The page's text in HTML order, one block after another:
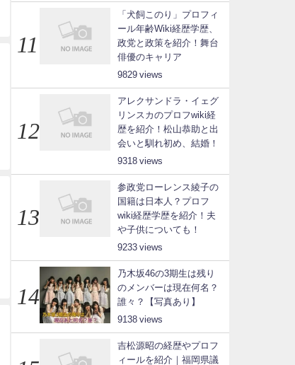
「犬飼このり」プロフィ
ール年齢Wiki経歴学歴、
政党と政策を紹介！舞台
俳優のキャリア
9829
アレクサンドラ・イェグ
リンスカのプロフwiki経
歴を紹介！松山恭助と出
会いと馴れ初め、結婚！
9318
参政党ローレンス綾子の
国籍は日本人？プロフ
wiki経歴学歴を紹介！夫
や子供についても！
9233
乃木坂46の3期生は残り
のメンバーは現在何名？
誰々？【写真あり】
9138
吉松源昭の経歴やプロフ
ィールを紹介｜福岡県議